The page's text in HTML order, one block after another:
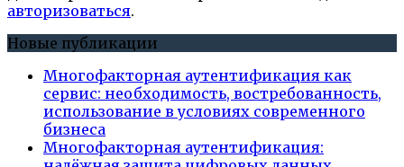
авторизоваться.
Новые публикации
Многофакторная аутентификация как
сервис: необходимость, востребованность,
использование в условиях современного
бизнеса
Многофакторная аутентификация: